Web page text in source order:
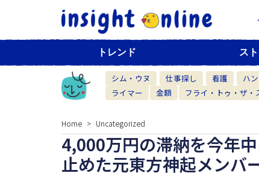
トレンド ス
シム・ウヌ 仕事探し 看護 ハ
ライマー
金額 フライ・トゥ・ザ・
Home Uncategorized
4,000万円の滞納を今年
止めた元東方神起メンバ